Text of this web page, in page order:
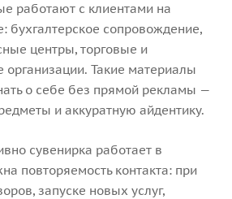
работают с клиентами на
бухгалтерское сопровождение,
центры, торговые и
организации. Такие материалы
о себе без прямой рекламы —
и аккуратную айдентику.
сувенирка работает в
повторяемость контакта: при
запуске новых услуг,